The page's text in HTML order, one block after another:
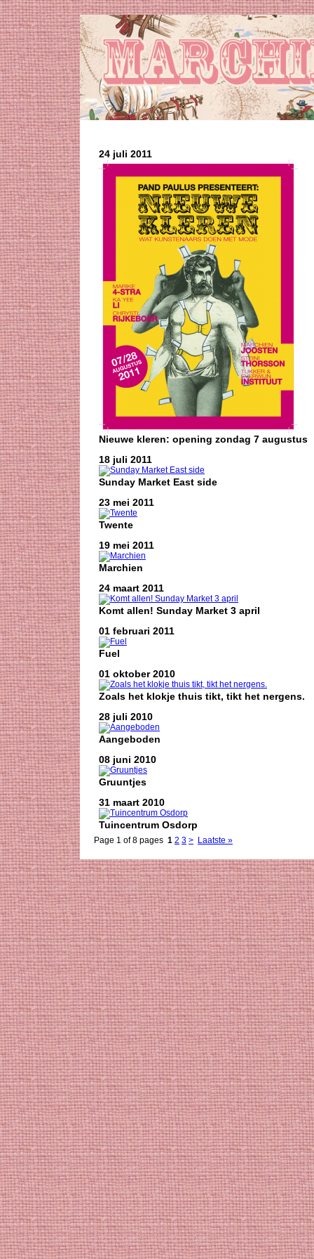
24 juli 2011
Nieuwe kleren: opening zondag 7 augustus
18 juli 2011
Sunday Market East side
23 mei 2011
Twente
19 mei 2011
Marchien
24 maart 2011
Komt allen! Sunday Market 3 april
01 februari 2011
Fuel
01 oktober 2010
Zoals het klokje thuis tikt, tikt het nergens.
28 juli 2010
Aangeboden
08 juni 2010
Gruuntjes
31 maart 2010
Tuincentrum Osdorp
Page 1 of 8 pages 1 2 3 > Laatste »